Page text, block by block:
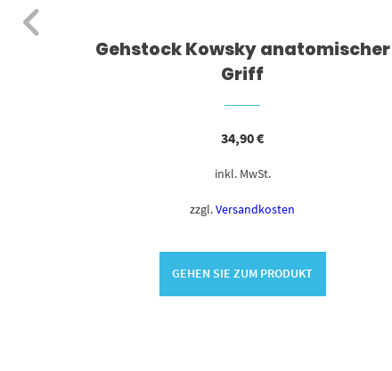
Gehstock Kowsky anatomischer
Griff
34,90€
inkl. MwSt.
zzgl.Versandkosten
GEHEN SIE ZUM PRODUKT